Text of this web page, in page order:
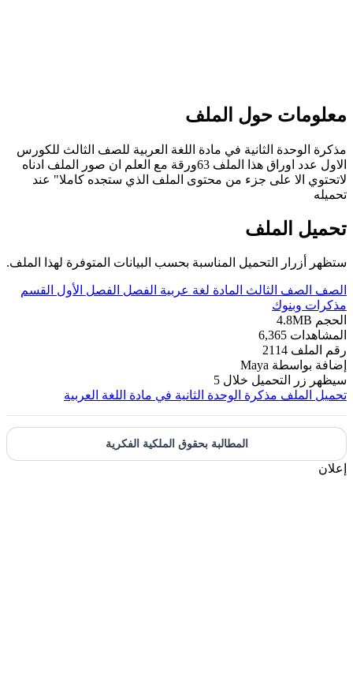
معلومات حول الملف
مذكرة الوحدة الثانية في مادة اللغة العربية للصف الثالث للكورس
الاول عدد اوراق هذا الملف 63ورقة مع العلم ان صور الملف ادناه
لاتحتوي الا على جزء من محتوى الملف الذي ستجده كاملا" عند
تحميله
تحميل الملف
ستظهر أزرار التحميل المناسبة بحسب البيانات المتوفرة لهذا الملف.
الصف الصف الثالث المادة لغة عربية الفصل الفصل الأول
القسم
مذكرات وبنوك
الحجم 4.8MB
المشاهدات 6,365
رقم الملف 2114
إضافة بواسطة Maya
سيظهر زر التحميل خلال 5
تحميل الملف مذكرة الوحدة الثانية في مادة اللغة العربية
المطالبة بحقوق الملكية الفكرية
إعلان